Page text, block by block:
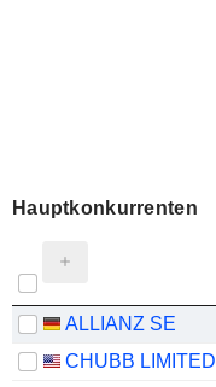
Hauptkonkurrenten
ALLIANZ SE
CHUBB LIMITED